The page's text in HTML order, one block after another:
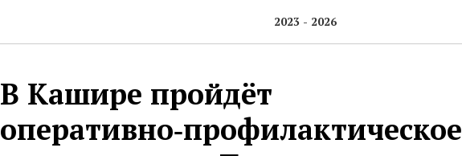
2023 - 2026
В Кашире пройдёт
оперативно‑профилактическое